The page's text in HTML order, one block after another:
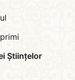
Științelor